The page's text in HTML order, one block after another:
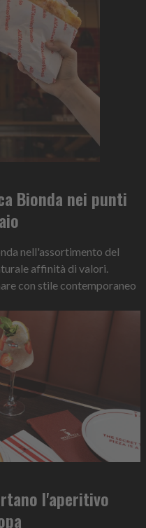
Bionda nei punti
nell'assortimento del
affinità di valori.
con stile contemporaneo
l'aperitivo